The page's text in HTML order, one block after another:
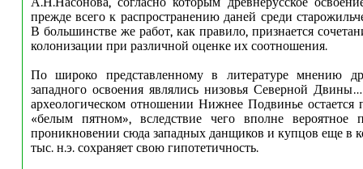
прежде всего к распространению даней среди
В большинстве же работ, как правило, признается
колонизации при различной оценке их соотношения.
По широко представленному в литературе мнению
западного освоения являлись низовья Северной
археологическом отношении Нижнее Подвинье остается
«белым пятном», вследствие чего вполне вероятное
проникновении сюда западных данщиков и купцов еще в
тыс. н.э. сохраняет свою гипотетичность.